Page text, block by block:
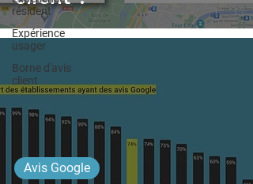
résident
Expérience
usager
Borne d'avis
client
Avis Google